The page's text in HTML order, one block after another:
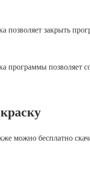
позволяет закрыть
программы позволяет
можно бесплатно